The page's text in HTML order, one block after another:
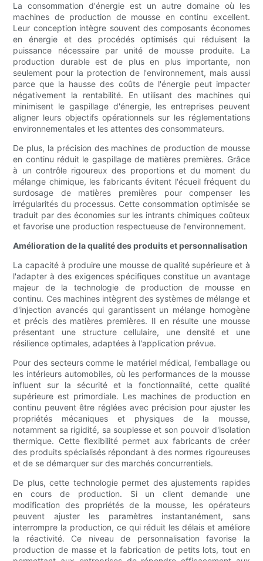
La consommation d'énergie est un autre domaine où les
machines de production de mousse en continu excellent.
Leur conception intègre souvent des composants économes
en énergie et des procédés optimisés qui réduisent la
puissance nécessaire par unité de mousse produite. La
production durable est de plus en plus importante, non
seulement pour la protection de l'environnement, mais aussi
parce que la hausse des coûts de l'énergie peut impacter
négativement la rentabilité. En utilisant des machines qui
minimisent le gaspillage d'énergie, les entreprises peuvent
aligner leurs objectifs opérationnels sur les réglementations
environnementales et les attentes des consommateurs.
De plus, la précision des machines de production de mousse
en continu réduit le gaspillage de matières premières. Grâce
à un contrôle rigoureux des proportions et du moment du
mélange chimique, les fabricants évitent l'écueil fréquent du
surdosage de matières premières pour compenser les
irrégularités du processus. Cette consommation optimisée se
traduit par des économies sur les intrants chimiques coûteux
et favorise une production respectueuse de l'environnement.
Amélioration de la qualité des produits et personnalisation
La capacité à produire une mousse de qualité supérieure et à
l'adapter à des exigences spécifiques constitue un avantage
majeur de la technologie de production de mousse en
continu. Ces machines intègrent des systèmes de mélange et
d'injection avancés qui garantissent un mélange homogène
et précis des matières premières. Il en résulte une mousse
présentant une structure cellulaire, une densité et une
résilience optimales, adaptées à l'application prévue.
Pour des secteurs comme le matériel médical, l'emballage ou
les intérieurs automobiles, où les performances de la mousse
influent sur la sécurité et la fonctionnalité, cette qualité
supérieure est primordiale. Les machines de production en
continu peuvent être réglées avec précision pour ajuster les
propriétés mécaniques et physiques de la mousse,
notamment sa rigidité, sa souplesse et son pouvoir d'isolation
thermique. Cette flexibilité permet aux fabricants de créer
des produits spécialisés répondant à des normes rigoureuses
et de se démarquer sur des marchés concurrentiels.
De plus, cette technologie permet des ajustements rapides
en cours de production. Si un client demande une
modification des propriétés de la mousse, les opérateurs
peuvent ajuster les paramètres instantanément, sans
interrompre la production, ce qui réduit les délais et améliore
la réactivité. Ce niveau de personnalisation favorise la
production de masse et la fabrication de petits lots, tout en